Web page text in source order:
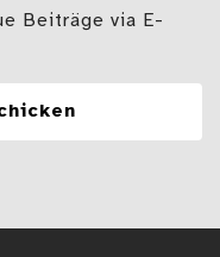
Beiträge via E-